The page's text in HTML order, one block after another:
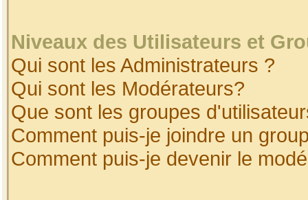
Niveaux des Utilisateurs et
Qui sont les Administrateurs ?
Qui sont les Modérateurs?
Que sont les groupes
Comment puis-je joindre un
Comment puis-je devenir le